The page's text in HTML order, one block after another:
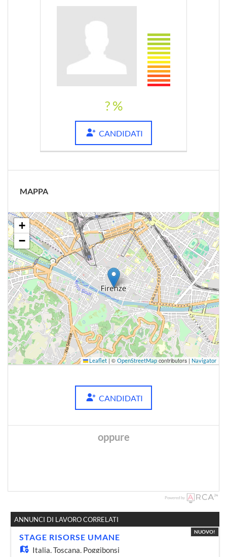
? %
CANDIDATI
MAPPA
+
−
Leaflet | © OpenStreetMap contributors | Navigator
CANDIDATI
oppure
Powered by
ANNUNCI DI LAVORO CORRELATI
NUOVO!
STAGE RISORSE UMANE
Italia,Toscana, Poggibonsi